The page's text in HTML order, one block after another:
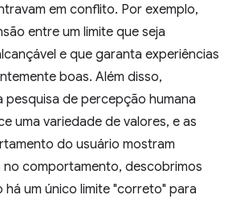
em conflito. Por exemplo,
entre um limite que seja
e que garanta experiências
boas. Além disso,
pesquisa de percepção humana
uma variedade de valores, e as
do usuário mostram
no comportamento, descobrimos
há um único limite "correto" para